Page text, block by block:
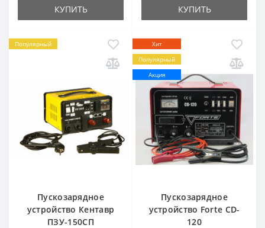
КУПИТЬ КУПИТЬ
Популярный
Пускозарядное
устройство Кентавр
ПЗУ-150СП
Хит
Популярный
Акция
Пускозарядное
устройство Forte CD-
120